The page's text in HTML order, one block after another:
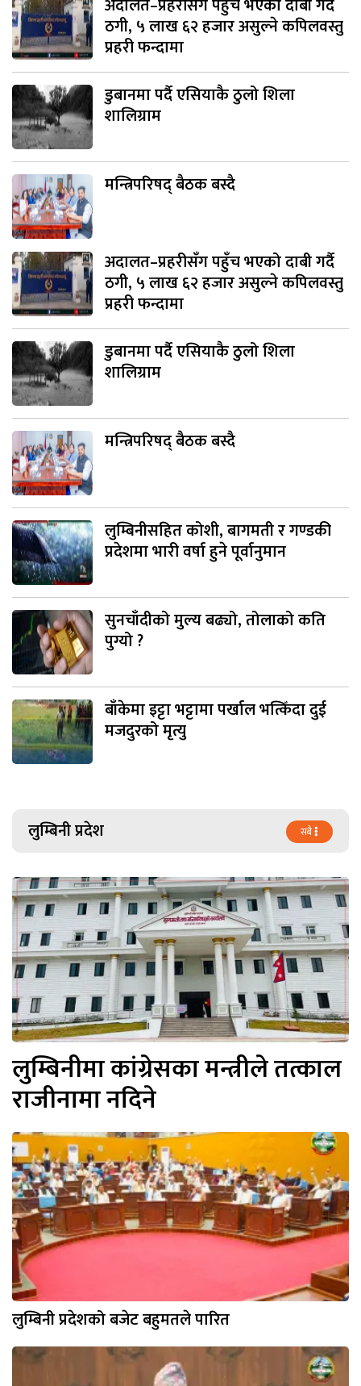
ठगी, ५ लाख ६२ हजार असुल्ने कपिलवस्तु
प्रहरी फन्दामा
डुबानमा पर्दै एसियाकै ठुलो शिला
शालिग्राम
मन्त्रिपरिषद् बैठक बस्दै
अदालत–प्रहरीसँग पहुँच भएको दाबी गर्दै
ठगी, ५ लाख ६२ हजार असुल्ने कपिलवस्तु
प्रहरी फन्दामा
डुबानमा पर्दै एसियाकै ठुलो शिला
शालिग्राम
मन्त्रिपरिषद् बैठक बस्दै
लुम्बिनीसहित कोशी, बागमती र गण्डकी
प्रदेशमा भारी वर्षा हुने पूर्वानुमान
सुनचाँदीको मुल्य बढ्यो, तोलाको कति
पुग्यो ?
बाँकेमा इट्टा भट्टामा पर्खाल भत्किँदा दुई
मजदुरको मृत्यु
लुम्बिनी प्रदेश सबै
लुम्बिनीमा कांग्रेसका मन्त्रीले तत्काल
राजीनामा नदिने
लुम्बिनी प्रदेशको बजेट बहुमतले पारित